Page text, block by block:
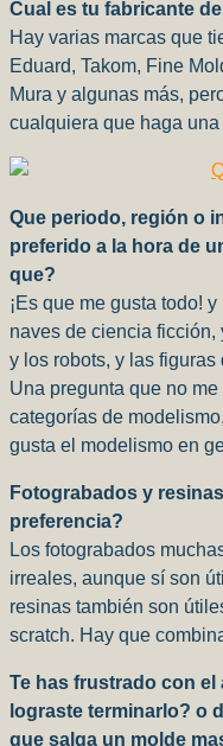
Cual es tu fabricante
Hay varias marcas que
Eduard, Takom, Fine
Mura y algunas más,
cualquiera que haga
Que periodo, región o
preferido a la hora de
que?
¡Es que me gusta todo!
naves de ciencia ficción,
y los robots, y las
Una pregunta que no
categorías de
gusta el modelismo en
Fotograbados y
preferencia?
Los fotograbados
irreales, aunque sí son
resinas también son
scratch. Hay que
Te has frustrado con
lograste terminarlo? o
que salga un molde